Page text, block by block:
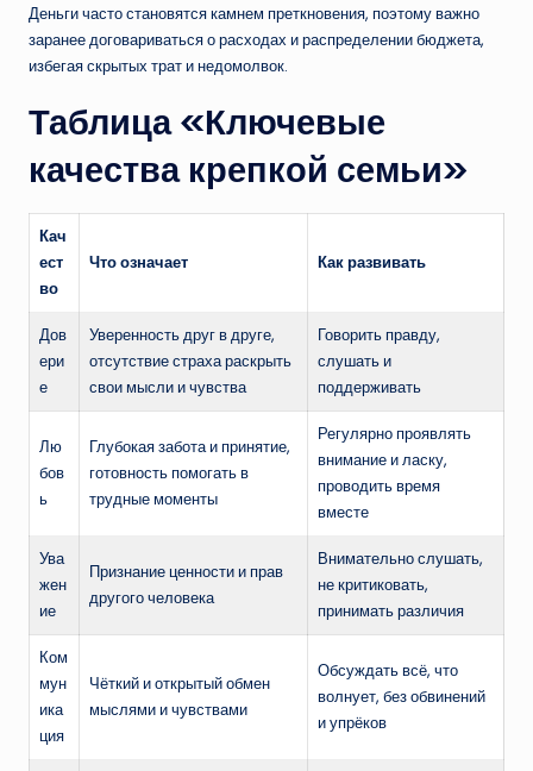
Деньги часто становятся камнем преткновения, поэтому важно
заранее договариваться о расходах и распределении бюджета,
избегая скрытых трат и недомолвок.
Таблица «Ключевые
качества крепкой семьи»
Кач
ест
во
Что означает Как развивать
Дов
ери
е
Уверенность друг в друге,
отсутствие страха раскрыть
свои мысли и чувства
Говорить правду,
слушать и
поддерживать
Лю
бов
ь
Глубокая забота и принятие,
готовность помогать в
трудные моменты
Регулярно проявлять
внимание и ласку,
проводить время
вместе
Ува
жен
ие
Признание ценности и прав
другого человека
Внимательно слушать,
не критиковать,
принимать различия
Ком
мун
ика
ция
Чёткий и открытый обмен
мыслями и чувствами
Обсуждать всё, что
волнует, без обвинений
и упрёков